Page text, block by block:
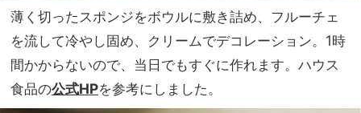
薄く切ったスポンジをボウルに敷き詰め、フルーチェ
を流して冷やし固め、クリームでデコレーション。1時
間かからないので、当日でもすぐに作れます。ハウス
食品の公式HPを参考にしました。